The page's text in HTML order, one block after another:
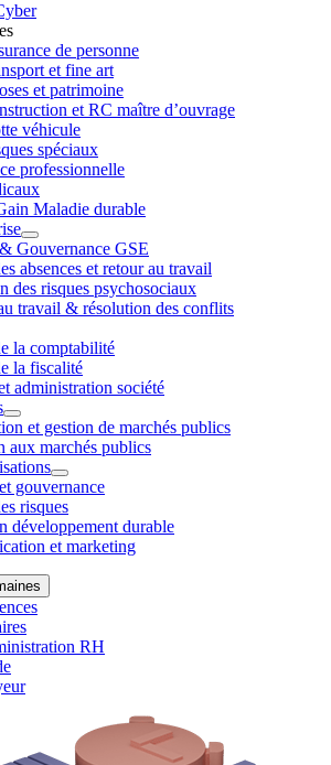
de personne
et fine art
et patrimoine
et RC maître d’ouvrage
véhicule
spéciaux
professionnelle
Maladie durable
Gouvernance GSE
absences et retour au travail
des risques psychosociaux
travail & résolution des conflits
la comptabilité
la fiscalité
administration société
et gestion de marchés publics
aux marchés publics
gouvernance
risques
développement durable
et marketing
RH